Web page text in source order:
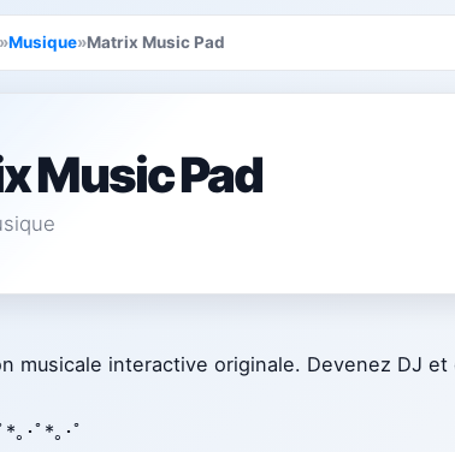
»Musique»Matrix Music Pad
Music Pad
musicale interactive originale. Devenez DJ et
｡･ﾟ*｡･ﾟ